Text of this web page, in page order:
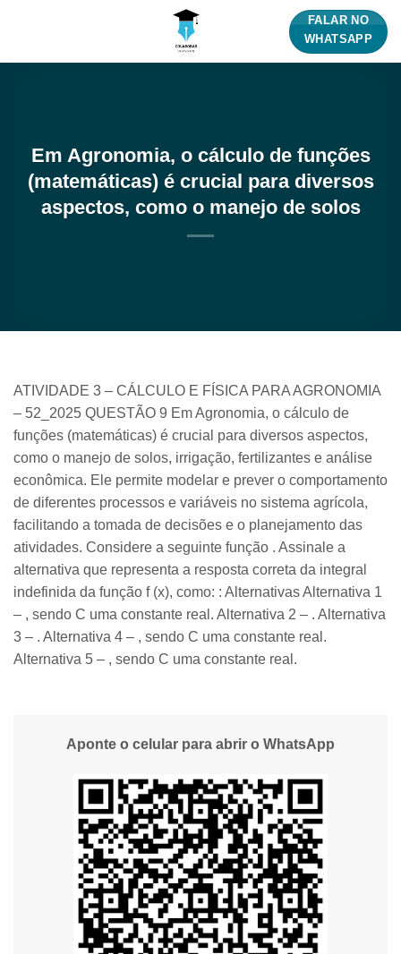
FALAR NO
WHATSAPP
Em Agronomia, o cálculo de funções
(matemáticas) é crucial para diversos
aspectos, como o manejo de solos
ATIVIDADE 3 – CÁLCULO E FÍSICA PARA AGRONOMIA
– 52_2025 QUESTÃO 9 Em Agronomia, o cálculo de
funções (matemáticas) é crucial para diversos aspectos,
como o manejo de solos, irrigação, fertilizantes e análise
econômica. Ele permite modelar e prever o comportamento
de diferentes processos e variáveis no sistema agrícola,
facilitando a tomada de decisões e o planejamento das
atividades. Considere a seguinte função . Assinale a
alternativa que representa a resposta correta da integral
indefinida da função f (x), como: : Alternativas Alternativa 1
– , sendo C uma constante real. Alternativa 2 – . Alternativa
3 – . Alternativa 4 – , sendo C uma constante real.
Alternativa 5 – , sendo C uma constante real.
Aponte o celular para abrir o WhatsApp